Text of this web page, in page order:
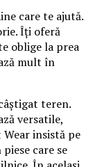
care te ajută.
Îți oferă
oblige la prea
mult în
teren.
versatile,
insistă pe
care se